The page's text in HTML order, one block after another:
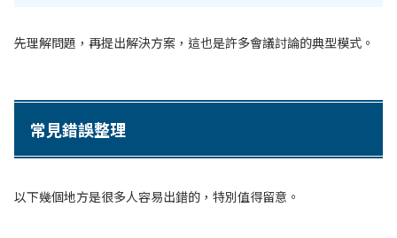
先理解問題，再提出解決方案，這也是許多會議討論的典型模式。
常見錯誤整理
以下幾個地方是很多人容易出錯的，特別值得留意。